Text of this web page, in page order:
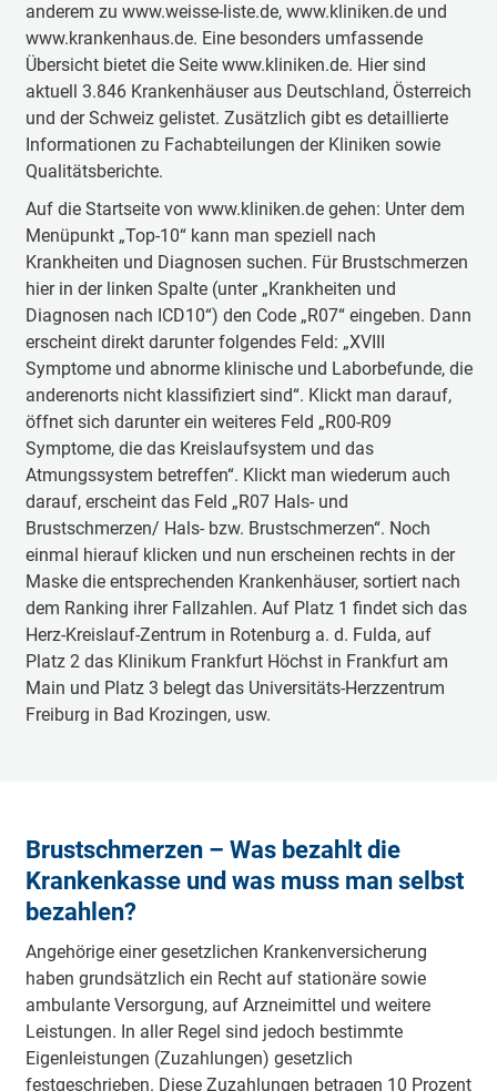
anderem zu www.weisse-liste.de, www.kliniken.de und
www.krankenhaus.de. Eine besonders umfassende
Übersicht bietet die Seite www.kliniken.de. Hier sind
aktuell 3.846 Krankenhäuser aus Deutschland, Österreich
und der Schweiz gelistet. Zusätzlich gibt es detaillierte
Informationen zu Fachabteilungen der Kliniken sowie
Qualitätsberichte.
Auf die Startseite von www.kliniken.de gehen: Unter dem
Menüpunkt „Top-10“ kann man speziell nach
Krankheiten und Diagnosen suchen. Für Brustschmerzen
hier in der linken Spalte (unter „Krankheiten und
Diagnosen nach ICD10“) den Code „R07“ eingeben. Dann
erscheint direkt darunter folgendes Feld: „XVIII
Symptome und abnorme klinische und Laborbefunde, die
anderenorts nicht klassifiziert sind“. Klickt man darauf,
öffnet sich darunter ein weiteres Feld „R00-R09
Symptome, die das Kreislaufsystem und das
Atmungssystem betreffen“. Klickt man wiederum auch
darauf, erscheint das Feld „R07 Hals- und
Brustschmerzen/ Hals- bzw. Brustschmerzen“. Noch
einmal hierauf klicken und nun erscheinen rechts in der
Maske die entsprechenden Krankenhäuser, sortiert nach
dem Ranking ihrer Fallzahlen. Auf Platz 1 findet sich das
Herz-Kreislauf-Zentrum in Rotenburg a. d. Fulda, auf
Platz 2 das Klinikum Frankfurt Höchst in Frankfurt am
Main und Platz 3 belegt das Universitäts-Herzzentrum
Freiburg in Bad Krozingen, usw.
Brustschmerzen – Was bezahlt die
Krankenkasse und was muss man selbst
bezahlen?
Angehörige einer gesetzlichen Krankenversicherung
haben grundsätzlich ein Recht auf stationäre sowie
ambulante Versorgung, auf Arzneimittel und weitere
Leistungen. In aller Regel sind jedoch bestimmte
Eigenleistungen (Zuzahlungen) gesetzlich
festgeschrieben. Diese Zuzahlungen betragen 10 Prozent